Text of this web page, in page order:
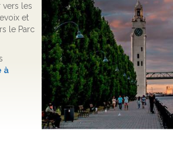
vers les
et
le Parc
à